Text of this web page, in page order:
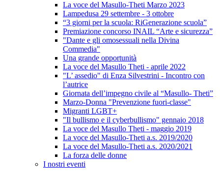
La voce del Masullo-Theti Marzo 2023
Lampedusa 29 settembre - 3 ottobre
“3 giorni per la scuola: RiGenerazione scuola”
Premiazione concorso INAIL “Arte e sicurezza”
"Dante e gli omosessuali nella Divina
Commedia"
Una grande opportunità
La voce del Masullo Theti - aprile 2022
"L’ assedio" di Enza Silvestrini - Incontro con
l’autrice
Giornata dell’impegno civile al “Masullo- Theti”
Marzo-Donna "Prevenzione fuori-classe"
Migranti LGBT+
"Il bullismo e il cyberbullismo" gennaio 2018
La voce del Masullo Theti - maggio 2019
La voce del Masullo-Theti a.s. 2019/2020
La voce del Masullo-Theti a.s. 2020/2021
La forza delle donne
I nostri eventi